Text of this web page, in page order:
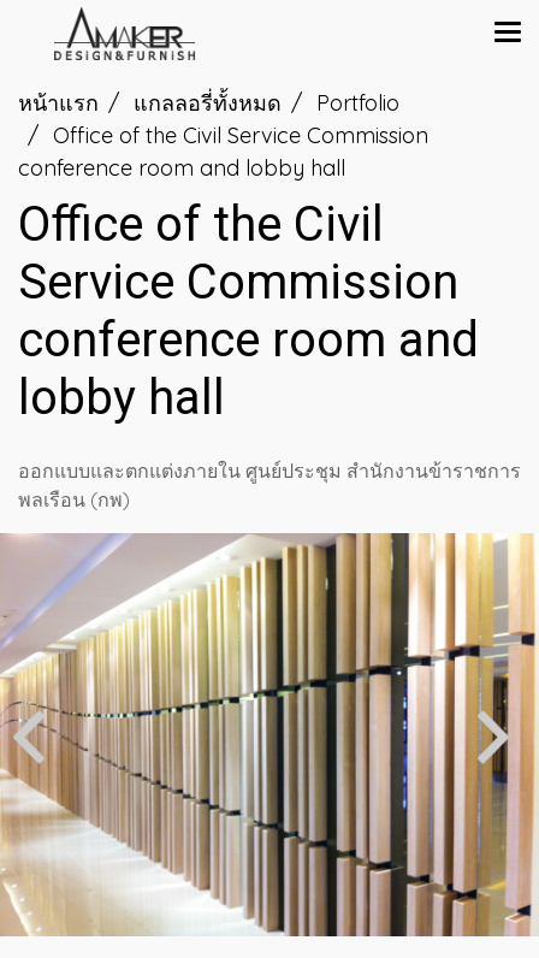
หน้าแรก แกลลอรี่ทั้งหมด
Portfolio
Office of the Civil Service Commission
conference room and lobby hall
Office of the Civil
Service Commission
conference room and
lobby hall
ออกแบบและตกแต่งภายใน ศูนย์ประชุม สำนักงานข้าราชการ
พลเรือน (กพ)